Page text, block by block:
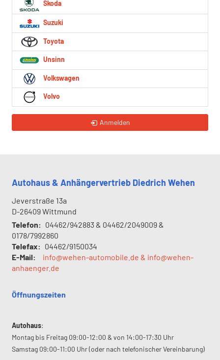
Skoda
Suzuki
Toyota
Unsinn
Volkswagen
Volvo
Anmelden
Autohaus & Anhängervertrieb Diedrich Wehen
Jeverstraße 13a
D-26409Wittmund
Telefon: 04462/942883 & 04462/2049009 &
0178/7992860
Telefax: 04462/9150034
E-Mail:
info@wehen-automobile.de & info@wehen-
anhaenger.de
Öffnungszeiten
Autohaus:
Montag bis Freitag 09:00-12:00 & von 14:00-17:30 Uhr
Samstag 09:00-11:00 Uhr (oder nach telefonischer Vereinbarung)